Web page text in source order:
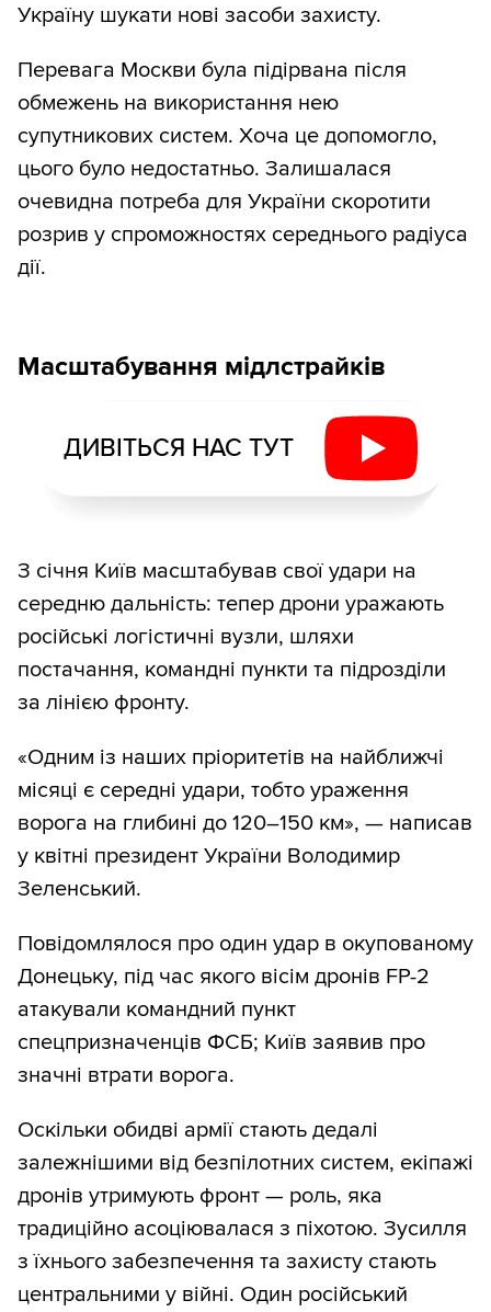
Україну шукати нові засоби захисту.
Перевага Москви була підірвана після
обмежень на використання нею
супутникових систем. Хоча це допомогло,
цього було недостатньо. Залишалася
очевидна потреба для України скоротити
розрив у спроможностях середнього радіуса
дії.
Масштабування мідлстрайків
ДИВІТЬСЯ НАС ТУТ
З січня Київ масштабував свої удари на
середню дальність: тепер дрони уражають
російські логістичні вузли, шляхи
постачання, командні пункти та підрозділи
за лінією фронту.
«Одним із наших пріоритетів на найближчі
місяці є середні удари, тобто ураження
ворога на глибині до 120–150 км», — написав
у квітні президент України Володимир
Зеленський.
Повідомлялося про один удар в окупованому
Донецьку, під час якого вісім дронів FP-2
атакували командний пункт
спецпризначенців ФСБ; Київ заявив про
значні втрати ворога.
Оскільки обидві армії стають дедалі
залежнішими від безпілотних систем, екіпажі
дронів утримують фронт — роль, яка
традиційно асоціювалася з піхотою. Зусилля
з їхнього забезпечення та захисту стають
центральними у війні. Один російський